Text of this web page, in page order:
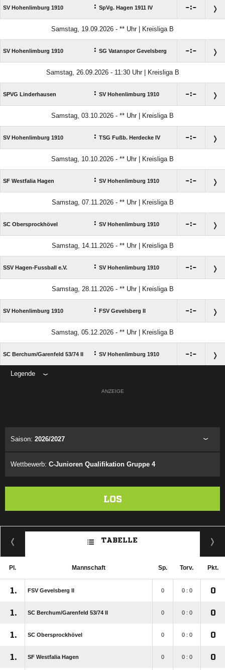
SV Hohenlimburg 1910 : SpVg. Hagen 1911 IV :
Samstag, 19.09.2026 - ** Uhr | Kreisliga B
SV Hohenlimburg 1910 : SG Vatanspor Gevelsberg :
Samstag, 26.09.2026 - 11:30 Uhr | Kreisliga B
SPVG Linderhausen : SV Hohenlimburg 1910 :
Samstag, 03.10.2026 - ** Uhr | Kreisliga B
SV Hohenlimburg 1910 : TSG Fußb. Herdecke IV :
Samstag, 10.10.2026 - ** Uhr | Kreisliga B
SF Westfalia Hagen : SV Hohenlimburg 1910 :
Samstag, 07.11.2026 - ** Uhr | Kreisliga B
SC Obersprockhövel : SV Hohenlimburg 1910 :
Samstag, 14.11.2026 - ** Uhr | Kreisliga B
SSV Hagen-Fussball e.V. : SV Hohenlimburg 1910 :
Samstag, 28.11.2026 - ** Uhr | Kreisliga B
SV Hohenlimburg 1910 : FSV Gevelsberg II :
Samstag, 05.12.2026 - ** Uhr | Kreisliga B
SC Berchum/​Garenfeld 53/​74 II : SV Hohenlimburg 1910 :
Legende
ANZEIGE
Saison: 2026/2027
Wettbewerb: C-Junioren Qualifikation Gruppe 4
LOS
TABELLE
Pl. Mannschaft Sp. Torv. Pkt.
1. FSV Gevelsberg II 0 0 : 0 0
1. SC Berchum/​Garenfeld 53/​74 II 0 0 : 0 0
1. SC Obersprockhövel 0 0 : 0 0
1. SF Westfalia Hagen 0 0 : 0 0